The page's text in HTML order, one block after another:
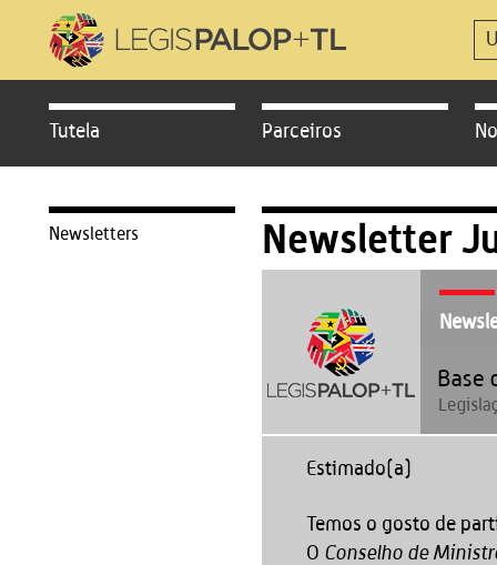
Tutela Parceiros
Newsletters Newsletter
Estimado(a)
Temos o gosto de
O Conselho de